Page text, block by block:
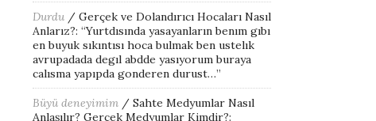
Durdu / Gerçek ve Dolandırıcı Hocaları Nasıl
Anlarız?: “Yurtdısında yasayanların benım gıbı
en buyuk sıkıntısı hoca bulmak ben ustelık
avrupadada degıl abdde yasıyorum buraya
calısma yapıpda gonderen durust…”
Büyü deneyimim / Sahte Medyumlar Nasıl
Anlaşılır? Gerçek Medyumlar Kimdir?: